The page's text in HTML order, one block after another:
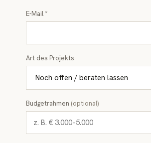
E-Mail *
Art des Projekts
Budgetrahmen (optional)